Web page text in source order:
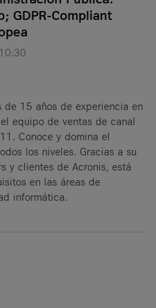
GDPR-Compliant
de 15 años de experiencia en
equipo de ventas de canal
Conoce y domina el
los niveles. Gracias a su
y clientes de Acronis, está
en las áreas de
informática.